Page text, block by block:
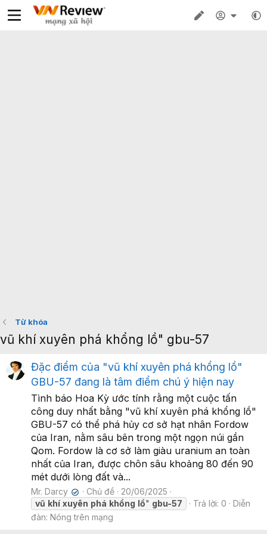
Từ khóa
vũ khí xuyên phá khổng lồ" gbu-57
Đặc điểm của "vũ khí xuyên phá khổng lồ"
GBU-57 đang là tâm điểm chú ý hiện nay
Tình báo Hoa Kỳ ước tính rằng một cuộc tấn
công duy nhất bằng "vũ khí xuyên phá khổng lồ"
GBU-57 có thể phá hủy cơ sở hạt nhân Fordow
của Iran, nằm sâu bên trong một ngọn núi gần
Qom. Fordow là cơ sở làm giàu uranium an toàn
nhất của Iran, được chôn sâu khoảng 80 đến 90
mét dưới lòng đất và...
Mr. Darcy ✔ Chủ đề
20/06/2025
vũ khí xuyên phá khổng lồ" gbu-57 Trả lời: 0
Diễn
đàn: Nóng trên mạng